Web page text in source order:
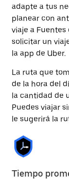
adapte a tus
planear con
viaje a
solicitar un
la app de Uber.
La ruta que
de la hora del
la cantidad de
Puedes viajar
le sugerirá la
Tiempo